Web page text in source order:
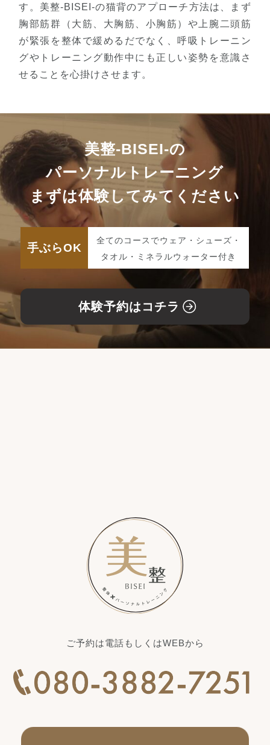
す。美整-BISEI-の猫背のアプローチ方法は、まず
胸部筋群（大筋、大胸筋、小胸筋）や上腕二頭筋
が緊張を整体で緩めるだでなく、呼吸トレーニン
グやトレーニング動作中にも正しい姿勢を意識さ
せることを心掛けさせます。
美整-BISEI-の
パーソナルトレーニング
まずは体験してみてください
手ぶらOK
全てのコースでウェア・シューズ・
タオル・ミネラルウォーター付き
体験予約はコチラ
ご予約は電話もしくはWEBから